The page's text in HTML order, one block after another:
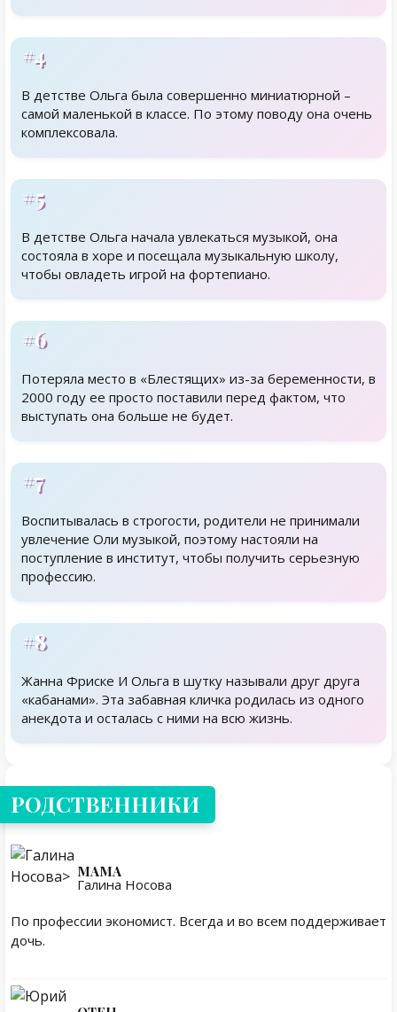
#4
В детстве Ольга была совершенно миниатюрной –
самой маленькой в классе. По этому поводу она очень
комплексовала.
#5
В детстве Ольга начала увлекаться музыкой, она
состояла в хоре и посещала музыкальную школу,
чтобы овладеть игрой на фортепиано.
#6
Потеряла место в «Блестящих» из-за беременности, в
2000 году ее просто поставили перед фактом, что
выступать она больше не будет.
#7
Воспитывалась в строгости, родители не принимали
увлечение Оли музыкой, поэтому настояли на
поступление в институт, чтобы получить серьезную
профессию.
#8
Жанна Фриске И Ольга в шутку называли друг друга
«кабанами». Эта забавная кличка родилась из одного
анекдота и осталась с ними на всю жизнь.
Родственники
РОДСТВЕННИКИ
МАМА
Галина Носова
По профессии экономист. Всегда и во всем поддерживает
дочь.